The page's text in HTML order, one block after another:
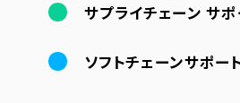
サプライチェーン サポ
ソフトチェーンサポー